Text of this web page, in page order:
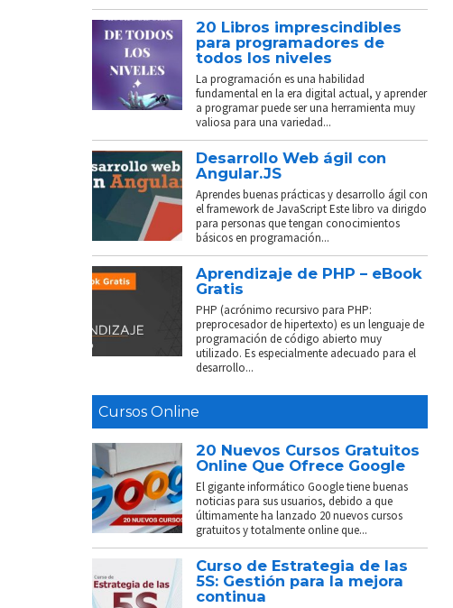
20 Libros imprescindibles
para programadores de
todos los niveles
La programación es una habilidad
fundamental en la era digital actual, y aprender
a programar puede ser una herramienta muy
valiosa para una variedad...
Desarrollo Web ágil con
Angular.JS
Aprendes buenas prácticas y desarrollo ágil con
el framework de JavaScript Este libro va dirigdo
para personas que tengan conocimientos
básicos en programación...
Aprendizaje de PHP – eBook
Gratis
PHP (acrónimo recursivo para PHP:
preprocesador de hipertexto) es un lenguaje de
programación de código abierto muy
utilizado. Es especialmente adecuado para el
desarrollo...
Cursos Online
20 Nuevos Cursos Gratuitos
Online Que Ofrece Google
El gigante informático Google tiene buenas
noticias para sus usuarios, debido a que
últimamente ha lanzado 20 nuevos cursos
gratuitos y totalmente online que...
Curso de Estrategia de las
5S: Gestión para la mejora
continua